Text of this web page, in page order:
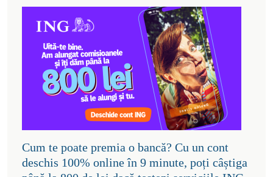
Cum te poate premia o bancă? Cu un cont
deschis 100% online în 9 minute, poți câștiga